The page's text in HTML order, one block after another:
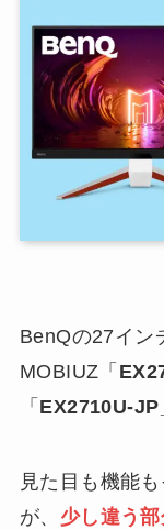
BenQの27イン
MOBIUZ「
「 EX2710U-JP
見た目も機能
が、 少し違う部